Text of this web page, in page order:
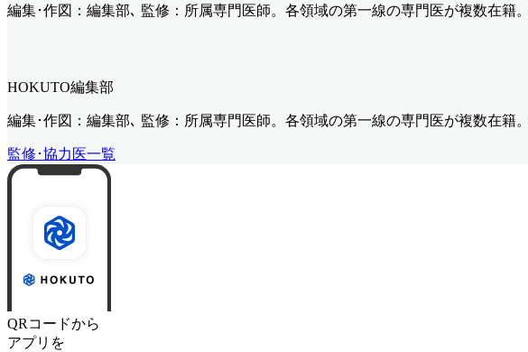
編集･作図：編集部､ 監修：所属専門医師。各領域の第一線の専門医が複数在籍
HOKUTO編集部
編集･作図：編集部､ 監修：所属専門医師。各領域の第一線の専門医が複数在籍
監修･協力医一覧
QRコードから
アプリを